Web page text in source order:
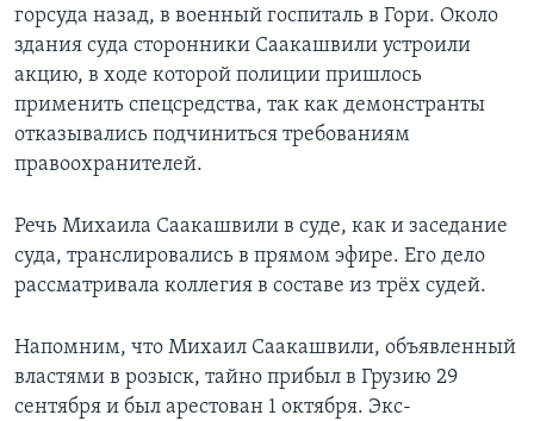
горсуда назад, в военный госпиталь в Гори. Около
здания суда сторонники Саакашвили устроили
акцию, в ходе которой полиции пришлось
применить спецсредства, так как демонстранты
отказывались подчиниться требованиям
правоохранителей.
Речь Михаила Саакашвили в суде, как и заседание
суда, транслировались в прямом эфире. Его дело
рассматривала коллегия в составе из трёх судей.
Напомним, что Михаил Саакашвили, объявленный
властями в розыск, тайно прибыл в Грузию 29
сентября и был арестован 1 октября. Экс-